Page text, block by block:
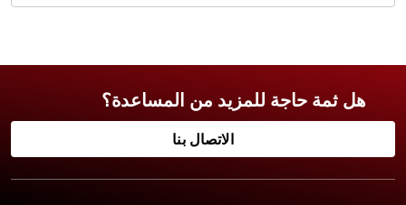
هل ثمة حاجة للمزيد من المساعدة؟
الاتصال بنا